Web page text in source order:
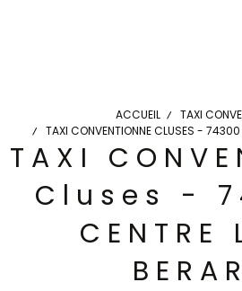
ACCUEIL
TAXI
TAXI CONVENTIONNE CLUSES - 74300
TAXI
Cluses -
CENTRE